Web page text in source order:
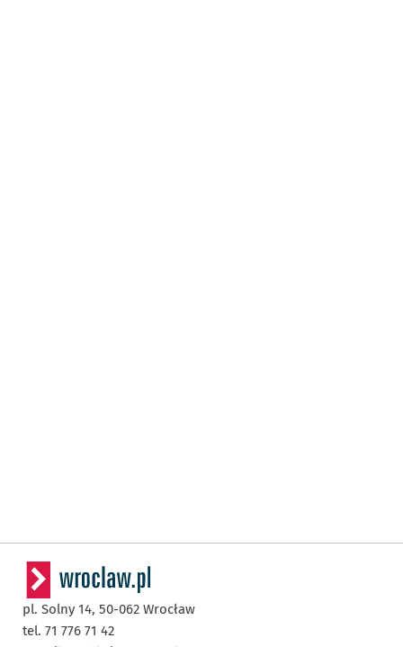
pl. Solny 14, 50-062 Wrocław
tel. 71 776 71 42